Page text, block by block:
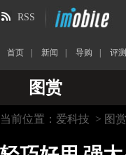
RSS
首页 新闻 导购 评测
图赏
当前位置： 爱科技 > 图赏